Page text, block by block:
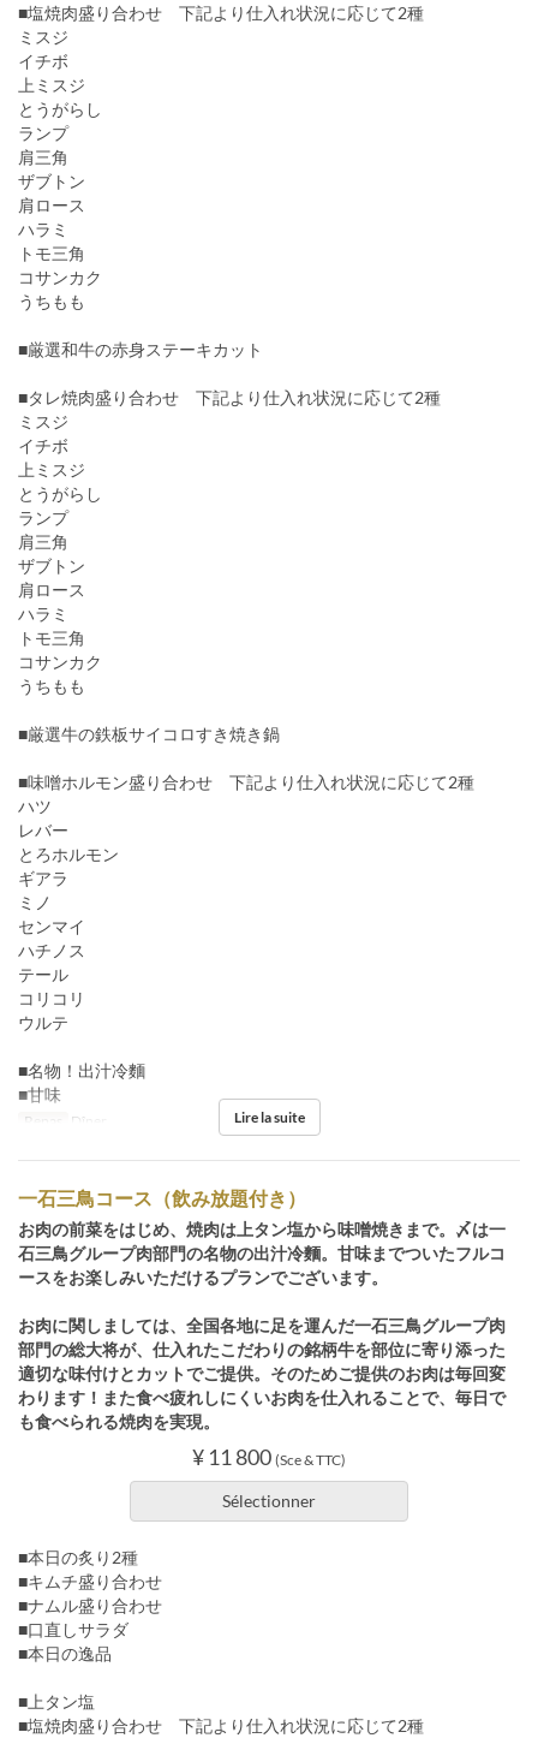
■塩焼肉盛り合わせ 下記より仕入れ状況に応じて2種
ミスジ
イチボ
上ミスジ
とうがらし
ランプ
肩三角
ザブトン
肩ロース
ハラミ
トモ三角
コサンカク
うちもも
■厳選和牛の赤身ステーキカット
■タレ焼肉盛り合わせ 下記より仕入れ状況に応じて2種
ミスジ
イチボ
上ミスジ
とうがらし
ランプ
肩三角
ザブトン
肩ロース
ハラミ
トモ三角
コサンカク
うちもも
■厳選牛の鉄板サイコロすき焼き鍋
■味噌ホルモン盛り合わせ 下記より仕入れ状況に応じて2種
ハツ
レバー
とろホルモン
ギアラ
ミノ
センマイ
ハチノス
テール
コリコリ
ウルテ
■名物！出汁冷麵
■甘味
Repas Dîner Lire la suite
一石三鳥コース（飲み放題付き）
お肉の前菜をはじめ、焼肉は上タン塩から味噌焼きまで。〆は一
石三鳥グループ肉部門の名物の出汁冷麵。甘味までついたフルコ
ースをお楽しみいただけるプランでございます。
お肉に関しましては、全国各地に足を運んだ一石三鳥グループ肉
部門の総大将が、仕入れたこだわりの銘柄牛を部位に寄り添った
適切な味付けとカットでご提供。そのためご提供のお肉は毎回変
わります！また食べ疲れしにくいお肉を仕入れることで、毎日で
も食べられる焼肉を実現。
¥ 11 800 (Sce & TTC)
Sélectionner
■本日の炙り2種
■キムチ盛り合わせ
■ナムル盛り合わせ
■口直しサラダ
■本日の逸品
■上タン塩
■塩焼肉盛り合わせ 下記より仕入れ状況に応じて2種